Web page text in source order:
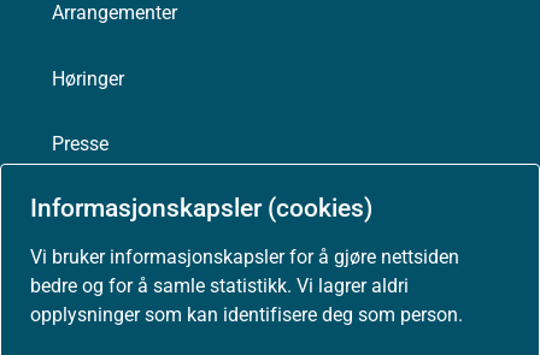
Informasjonskapsler (cookies)
Vi bruker informasjonskapsler for å gjøre nettsiden
bedre og for å samle statistikk. Vi lagrer aldri
opplysninger som kan identifisere deg som person.
Arrangementer
Høringer
Presse
Om nettstedet